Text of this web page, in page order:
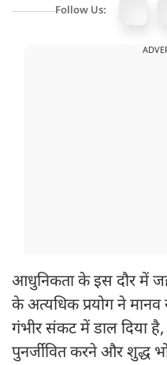
Follow Us:
आधुनिकता के इस दौर में
के अत्यधिक प्रयोग ने मानव
गंभीर संकट में डाल दिया
पुनर्जीवित करने और शुद्ध